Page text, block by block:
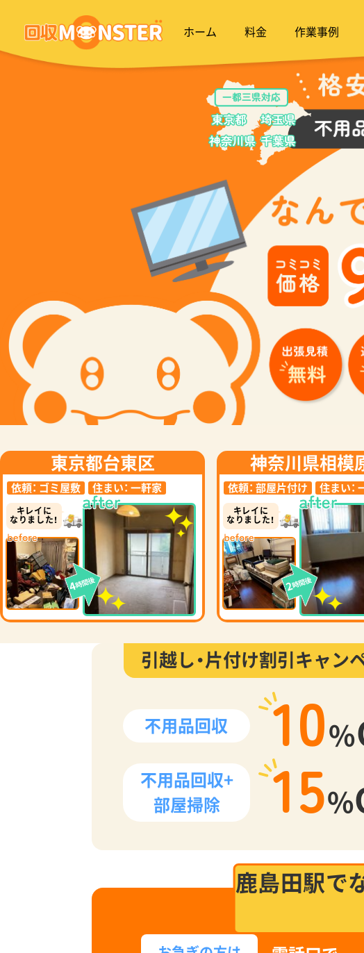
ホーム 料金 作業事例
東京都台東区
依頼： ゴミ屋敷 住まい： 一軒家
キレイに
なりました！
4時間後
神奈川県相模
依頼： 部屋片付け 住まい：
キレイに
なりました！
2時間後
引越し・片付け割引キャン
不用品回収 10%
不用品回収+
部屋掃除
15%
鹿島田駅で